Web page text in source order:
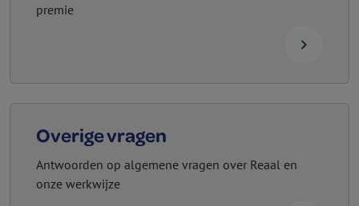
premie
navigate_next
Overige vragen
Antwoorden op algemene vragen over Reaal en
onze werkwijze